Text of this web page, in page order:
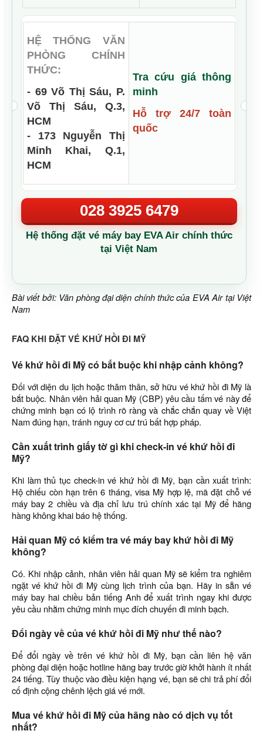
HỆ THỐNG VĂN
PHÒNG CHÍNH
THỨC:
- 69 Võ Thị Sáu, P.
Võ Thị Sáu, Q.3,
HCM
- 173 Nguyễn Thị
Minh Khai, Q.1,
HCM
Tra cứu giá thông
minh
Hỗ trợ 24/7 toàn
quốc
028 3925 6479
Hệ thống đặt vé máy bay EVA Air chính thức
tại Việt Nam
Bài viết bởi: Văn phòng đại diện chính thức của EVA Air tại Việt
Nam
FAQ KHI ĐẶT VÉ KHỨ HỒI ĐI MỸ
Vé khứ hồi đi Mỹ có bắt buộc khi nhập cảnh không?
Đối với diện du lịch hoặc thăm thân, sở hữu vé khứ hồi đi Mỹ là
bắt buộc. Nhân viên hải quan Mỹ (CBP) yêu cầu tấm vé này để
chứng minh bạn có lộ trình rõ ràng và chắc chắn quay về Việt
Nam đúng hạn, tránh nguy cơ cư trú bất hợp pháp.
Cần xuất trình giấy tờ gì khi check-in vé khứ hồi đi
Mỹ?
Khi làm thủ tục check-in vé khứ hồi đi Mỹ, bạn cần xuất trình:
Hộ chiếu còn hạn trên 6 tháng, visa Mỹ hợp lệ, mã đặt chỗ vé
máy bay 2 chiều và địa chỉ lưu trú chính xác tại Mỹ để hãng
hàng không khai báo hệ thống.
Hải quan Mỹ có kiểm tra vé máy bay khứ hồi đi Mỹ
không?
Có. Khi nhập cảnh, nhân viên hải quan Mỹ sẽ kiểm tra nghiêm
ngặt vé khứ hồi đi Mỹ cùng lịch trình của bạn. Hãy in sẵn vé
máy bay hai chiều bản tiếng Anh để xuất trình ngay khi được
yêu cầu nhằm chứng minh mục đích chuyến đi minh bạch.
Đổi ngày về của vé khứ hồi đi Mỹ như thế nào?
Để đổi ngày về trên vé khứ hồi đi Mỹ, bạn cần liên hệ văn
phòng đại diện hoặc hotline hãng bay trước giờ khởi hành ít nhất
24 tiếng. Tùy thuộc vào điều kiện hạng vé, bạn sẽ chi trả phí đổi
cố định cộng chênh lệch giá vé mới.
Mua vé khứ hồi đi Mỹ của hãng nào có dịch vụ tốt
nhất?